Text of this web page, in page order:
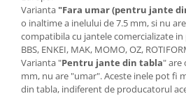
Varianta "Fara umar (pentru jante
o inaltime a inelului de 7.5 mm, si nu
compatibila cu jantele comercializate in
BBS, ENKEI, MAK, MOMO, OZ,
Varianta "Pentru jante din tabla" are
mm, nu are "umar". Aceste inele pot fi
din tabla, indiferent de producatorul